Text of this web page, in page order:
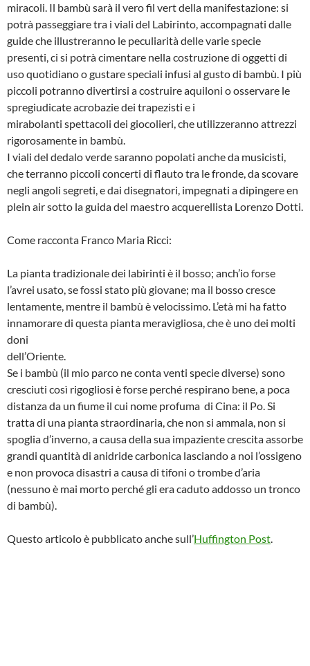
miracoli. Il bambù sarà il vero fil vert della manifestazione: si
potrà passeggiare tra i viali del Labirinto, accompagnati dalle
guide che illustreranno le peculiarità delle varie specie
presenti, ci si potrà cimentare nella costruzione di oggetti di
uso quotidiano o gustare speciali infusi al gusto di bambù. I più
piccoli potranno divertirsi a costruire aquiloni o osservare le
spregiudicate acrobazie dei trapezisti e i
mirabolanti spettacoli dei giocolieri, che utilizzeranno attrezzi
rigorosamente in bambù.
I viali del dedalo verde saranno popolati anche da musicisti,
che terranno piccoli concerti di flauto tra le fronde, da scovare
negli angoli segreti, e dai disegnatori, impegnati a dipingere en
plein air sotto la guida del maestro acquerellista Lorenzo Dotti.
Come racconta Franco Maria Ricci:
La pianta tradizionale dei labirinti è il bosso; anch’io forse
l’avrei usato, se fossi stato più giovane; ma il bosso cresce
lentamente, mentre il bambù è velocissimo. L’età mi ha fatto
innamorare di questa pianta meravigliosa, che è uno dei molti
doni
dell’Oriente.
Se i bambù (il mio parco ne conta venti specie diverse) sono
cresciuti così rigogliosi è forse perché respirano bene, a poca
distanza da un fiume il cui nome profuma di Cina: il Po. Si
tratta di una pianta straordinaria, che non si ammala, non si
spoglia d’inverno, a causa della sua impaziente crescita assorbe
grandi quantità di anidride carbonica lasciando a noi l’ossigeno
e non provoca disastri a causa di tifoni o trombe d’aria
(nessuno è mai morto perché gli era caduto addosso un tronco
di bambù).
Questo articolo è pubblicato anche sull’Huffington Post.